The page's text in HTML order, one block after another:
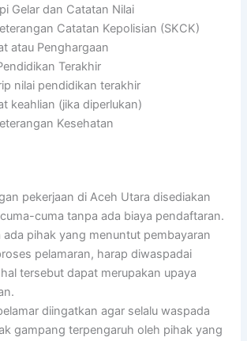
Gelar dan Catatan Nilai
Catatan Kepolisian (SKCK)
atau Penghargaan
Terakhir
nilai pendidikan terakhir
keahlian (jika diperlukan)
Kesehatan
pekerjaan di Aceh Utara disediakan
cuma tanpa ada biaya pendaftaran.
ada pihak yang menuntut pembayaran
pelamaran, harap diwaspadai
tersebut dapat merupakan upaya
diingatkan agar selalu waspada
gampang terpengaruh oleh pihak yang